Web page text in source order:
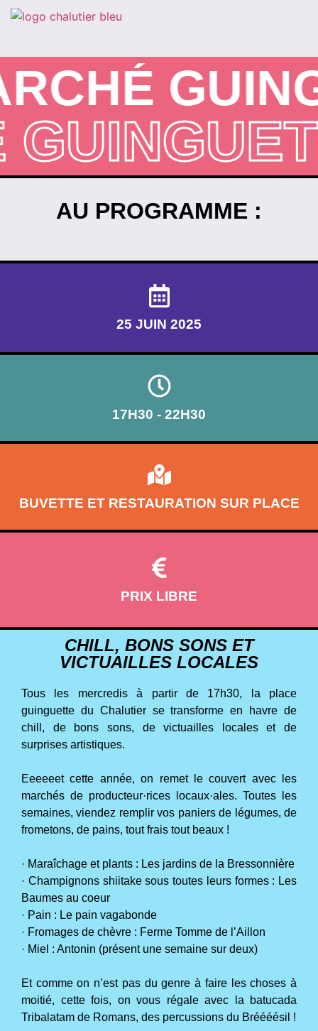
AU PROGRAMME :
CHILL, BONS SONS ET
VICTUAILLES LOCALES
Tous les mercredis à partir de 17h30, la place
guinguette du Chalutier se transforme en havre de
chill, de bons sons, de victuailles locales et de
surprises artistiques.
Eeeeeet cette année, on remet le couvert avec les
marchés de producteur·rices locaux·ales. Toutes les
semaines, viendez remplir vos paniers de légumes, de
frometons, de pains, tout frais tout beaux !
· Maraîchage et plants : Les jardins de la Bressonnière
· Champignons shiitake sous toutes leurs formes : Les
Baumes au coeur
· Pain : Le pain vagabonde
· Fromages de chèvre : Ferme Tomme de l’Aillon
· Miel : Antonin (présent une semaine sur deux)
Et comme on n’est pas du genre à faire les choses à
moitié, cette fois, on vous régale avec la batucada
Tribalatam de Romans, des percussions du Bréééésil !
25 JUIN 2025
17H30 - 22H30
BUVETTE ET RESTAURATION SUR PLACE
PRIX LIBRE